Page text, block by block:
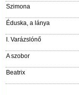
Szimona
Éduska, a lánya
I. Varázslónő
A szobor
Beatrix